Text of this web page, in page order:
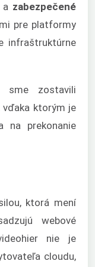
a zabezpečené
pre platformy
infraštruktúrne
sme zostavili
vďaka ktorým je
na prekonanie
ktorá mení
webové
nie je
cloudu,